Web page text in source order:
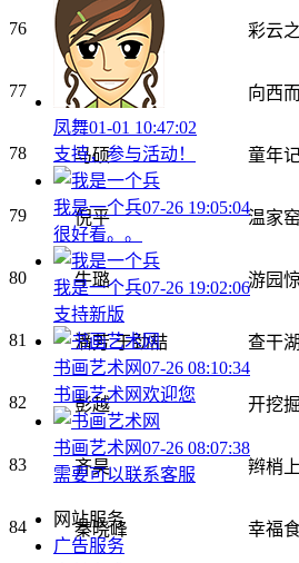
76 吕梁 彩云
77 吕润东 向西
78 马硕 童年
79 倪平 温家窑
80 牛璐 游园
81 潘芳 于劲喆 查干
82 彭越 开挖
83 齐昊 辫梢
84 秦晓峰 幸福
凤舞01-01 10:47:02
支持，参与活动！
我是一个兵07-26 19:05:04
很好看。。
我是一个兵07-26 19:02:06
支持新版
书画艺术网07-26 08:10:34
书画艺术网欢迎您
书画艺术网07-26 08:07:38
需要可以联系客服
网站服务
广告服务